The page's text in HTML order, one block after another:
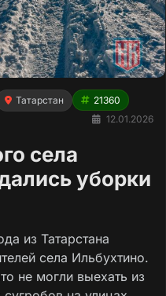
Татарстан
21360
12.01.2026
села
уборки
из Татарстана
села Ильбухтино.
не могли выехать из